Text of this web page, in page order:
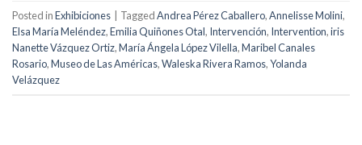
Posted inExhibiciones TaggedAndrea Pérez Caballero,Annelisse Molini,
Elsa María Meléndez,Emilia Quiñones Otal, Intervención, Intervention,iris
Nanette Vázquez Ortiz,María Ángela López Vilella,Maribel Canales
Rosario,Museo de Las Américas,Waleska Rivera Ramos,Yolanda
Velázquez